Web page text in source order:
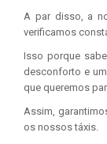
A par disso, a
verificamos
Isso porque
desconforto e
que queremos
Assim,
os nossos táxis.